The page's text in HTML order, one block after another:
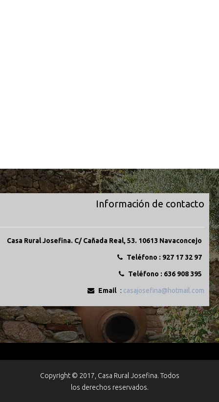
Información de contacto
Casa Rural Josefina. C/ Cañada Real, 53. 10613 Navaconcejo
Teléfono : 927 17 32 97
Teléfono : 636 908 395
Email : casajosefina@hotmail.com
Copyright © 2017, Casa Rural Josefina. Todos
los derechos reservados.